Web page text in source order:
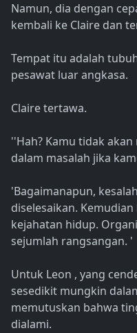
Namun, dia dengan
kembali ke Claire dan
Tempat itu adalah
pesawat luar angkasa.
Claire tertawa.
''Hah? Kamu tidak
dalam masalah jika
'Bagaimanapun,
diselesaikan.
kejahatan hidup.
sejumlah rangsangan. '
Untuk Leon , yang
sesedikit mungkin
memutuskan bahwa
dialami.